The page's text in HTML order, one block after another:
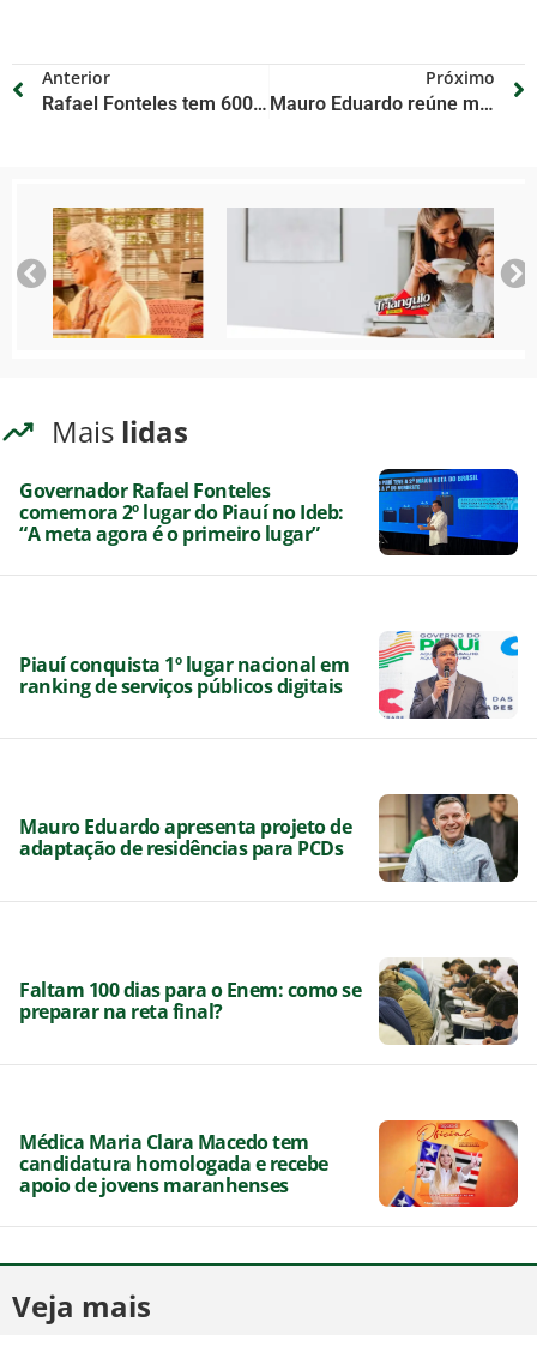
Anterior
Rafael Fonteles tem 600 mil seguidores no Instagram e se consolida como macroinfluenciador
Próximo
Mauro Eduardo reúne milhares de apoiadores e reforça a defesa da inclusão durante evento de pré-campanha
Mais lidas
Governador Rafael Fonteles
comemora 2º lugar do Piauí no Ideb:
“A meta agora é o primeiro lugar”
Piauí conquista 1º lugar nacional em
ranking de serviços públicos digitais
Mauro Eduardo apresenta projeto de
adaptação de residências para PCDs
Faltam 100 dias para o Enem: como se
preparar na reta final?
Médica Maria Clara Macedo tem
candidatura homologada e recebe
apoio de jovens maranhenses
Veja mais